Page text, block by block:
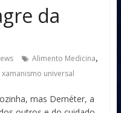
da
Alimento Medicina,
xamanismo universal
mas Deméter, a